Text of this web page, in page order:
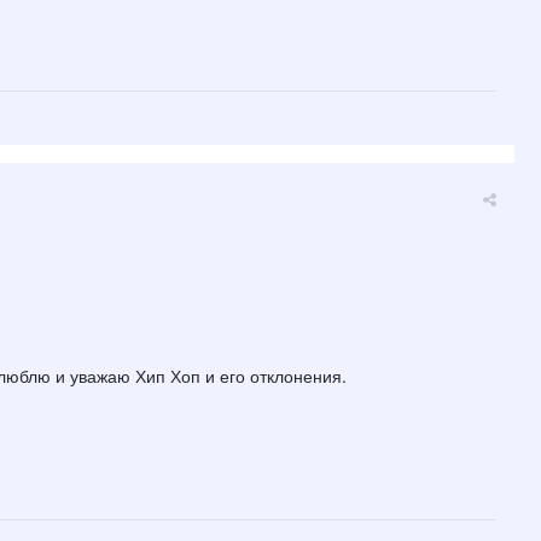
и уважаю Хип Хоп и его отклонения.